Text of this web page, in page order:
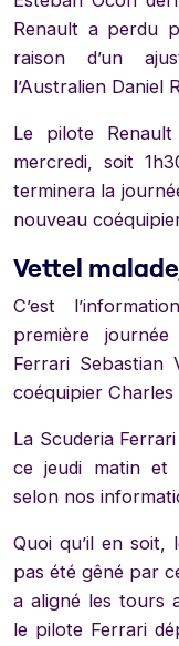
Renault a perdu
raison d’un
l’Australien Daniel
Le pilote
mercredi, soit
terminera la
nouveau
Vettel
C’est
première
Ferrari
coéquipier
La Scuderia
ce jeudi matin et
selon nos
Quoi qu’il en soit,
pas été gêné par
a aligné les tours
le pilote Ferrari